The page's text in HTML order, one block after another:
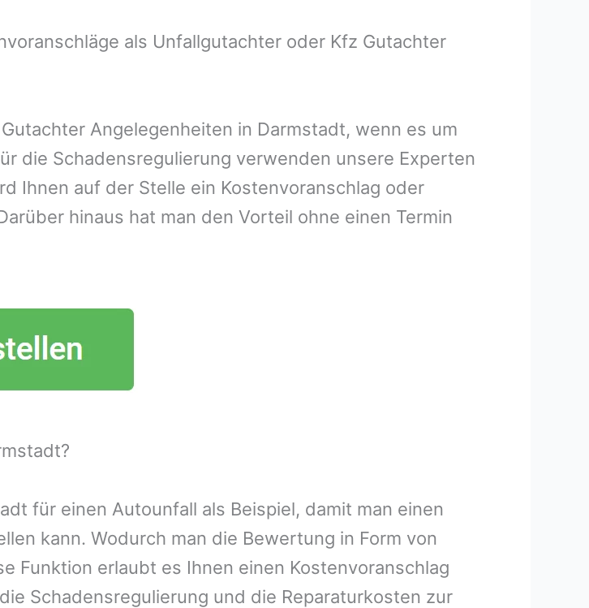
als Unfallgutachter oder Kfz Gutachter
Angelegenheiten in Darmstadt, wenn es um
die Schadensregulierung verwenden unsere Experten
Ihnen auf der Stelle ein Kostenvoranschlag oder
hinaus hat man den Vorteil ohne einen Termin
für einen Autounfall als Beispiel, damit man einen
kann. Wodurch man die Bewertung in Form von
Funktion erlaubt es Ihnen einen Kostenvoranschlag
Schadensregulierung und die Reparaturkosten zur